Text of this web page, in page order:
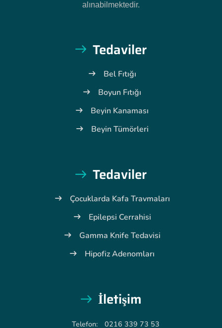
alınabilmektedir.
Tedaviler
Bel Fıtığı
Boyun Fıtığı
Beyin Kanaması
Beyin Tümörleri
Tedaviler
Çocuklarda Kafa Travmaları
Epilepsi Cerrahisi
Gamma Knife Tedavisi
Hipofiz Adenomları
İletişim
Telefon: 0216 339 73 53